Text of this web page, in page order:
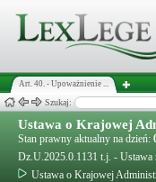
Art. 40. - Upoważnienie ...
Szukaj:
Ustawa o Krajowej
Stan prawny aktualny na dzień:
Dz.U.2025.0.1131 t.j. -
Ustawa o Krajowej